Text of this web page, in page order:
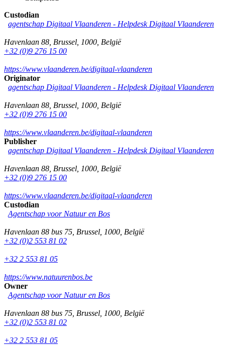
Custodian
agentschap Digitaal Vlaanderen - Helpdesk Digitaal Vlaanderen
Havenlaan 88 Brussel 1000 België
+32 (0)9 276 15 00
https://www.vlaanderen.be/digitaal-vlaanderen
Originator
agentschap Digitaal Vlaanderen - Helpdesk Digitaal Vlaanderen
Havenlaan 88 Brussel 1000 België
+32 (0)9 276 15 00
https://www.vlaanderen.be/digitaal-vlaanderen
Publisher
agentschap Digitaal Vlaanderen - Helpdesk Digitaal Vlaanderen
Havenlaan 88 Brussel 1000 België
+32 (0)9 276 15 00
https://www.vlaanderen.be/digitaal-vlaanderen
Custodian
Agentschap voor Natuur en Bos
Havenlaan 88 bus 75 Brussel 1000 België
+32 (0)2 553 81 02
+32 2 553 81 05
https://www.natuurenbos.be
Owner
Agentschap voor Natuur en Bos
Havenlaan 88 bus 75 Brussel 1000 België
+32 (0)2 553 81 02
+32 2 553 81 05